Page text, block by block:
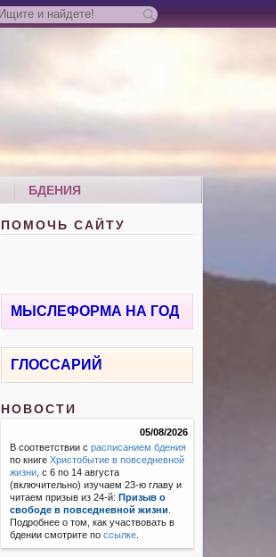
БДЕНИЯ
ПОМОЧЬ САЙТУ
МЫСЛЕФОРМА НА ГОД
ГЛОССАРИЙ
НОВОСТИ
05/08/2026
В соответствии срасписанием бдения
по книгеХристобытие в повседневной
жизни , с 6 по 14 августа
(включительно) изучаем 23-ю главу и
читаем призыв из 24-й: Призыв о
свободе в повседневной жизни
Подробнее о том, как участвовать в
бдении смотрите поссылке